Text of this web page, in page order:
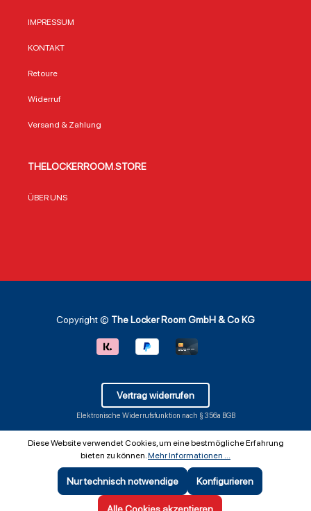
IMPRESSUM
KONTAKT
Retoure
Widerruf
Versand & Zahlung
THELOCKERROOM.STORE
ÜBER UNS
Copyright © The Locker Room GmbH & Co KG
Vertrag widerrufen
Elektronische Widerrufsfunktion nach § 356a BGB
Diese Website verwendet Cookies, um eine bestmögliche Erfahrung
bieten zu können.Mehr Informationen ...
Nur technisch notwendige Konfigurieren
SEHR GUT (5 / 5)
Bewertungen bei: ebay.de, shopvote.de ⓘ